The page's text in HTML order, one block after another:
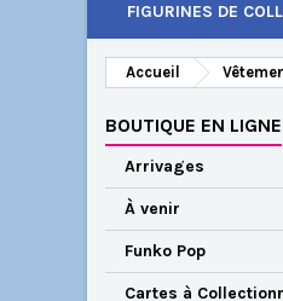
FIGURINES DE
Accueil
BOUTIQUE EN LIGNE
Arrivages
À venir
Funko Pop
Cartes à